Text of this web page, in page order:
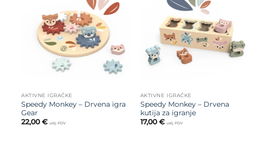
Dodajte
na listu
AKTIVNE IGRAČKE
Speedy Monkey – Drvena igra
Gear
22,00€ uklj. PDV
želja
AKTIVNE IGRAČKE
Speedy Monkey – Drvena
kutija za igranje
17,00€ uklj. PDV